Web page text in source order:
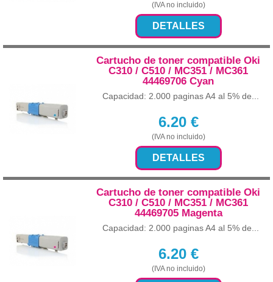
(IVA no incluido)
DETALLES
Cartucho de toner compatible Oki
C310 / C510 / MC351 / MC361
44469706 Cyan
Capacidad: 2.000 paginas A4 al 5% de...
6.20€
(IVA no incluido)
DETALLES
Cartucho de toner compatible Oki
C310 / C510 / MC351 / MC361
44469705 Magenta
Capacidad: 2.000 paginas A4 al 5% de...
6.20€
(IVA no incluido)